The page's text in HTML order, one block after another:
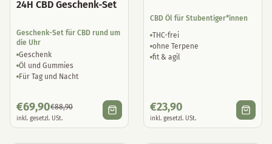
24H CBD Geschenk-Set
Geschenk-Set für CBD rund um
die Uhr
Geschenk
Öl und Gummies
Für Tag und Nacht
€69,90€88,90
inkl. gesetzl. USt.
CBD Öl für Stubentiger*innen
THC-frei
ohne Terpene
fit & agil
€23,90
inkl. gesetzl. USt.